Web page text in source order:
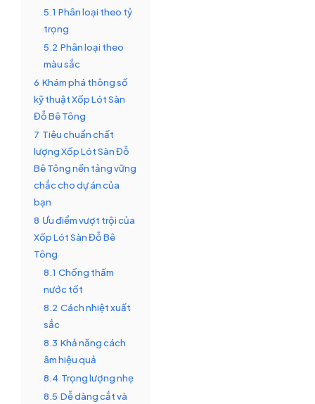
5.1 Phân loại theo tỷ
trọng
5.2 Phân loại theo
màu sắc
6 Khám phá thông số
kỹ thuật Xốp Lót Sàn
Đỗ Bê Tông
7 Tiêu chuẩn chất
lượng Xốp Lót Sàn Đỗ
Bê Tông nền tảng vững
chắc cho dự án của
bạn
8 Ưu điểm vượt trội của
Xốp Lót Sàn Đỗ Bê
Tông
8.1 Chống thấm
nước tốt
8.2 Cách nhiệt xuất
sắc
8.3 Khả năng cách
âm hiệu quả
8.4 Trọng lượng nhẹ
8.5 Dễ dàng cắt và